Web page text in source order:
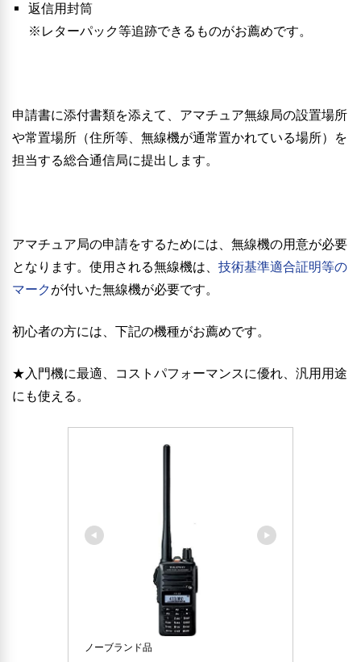
返信用封筒
※レターパック等追跡できるものがお薦めです。
申請書に添付書類を添えて、アマチュア無線局の設置場所
や常置場所（住所等、無線機が通常置かれている場所）を
担当する総合通信局に提出します。
アマチュア局の申請をするためには、無線機の用意が必要
となります。使用される無線機は、 技術基準適合証明等の
マークが付いた無線機が必要です。
初心者の方には、下記の機種がお薦めです。
★入門機に最適、コストパフォーマンスに優れ、汎用用途
にも使える。
ノーブランド品